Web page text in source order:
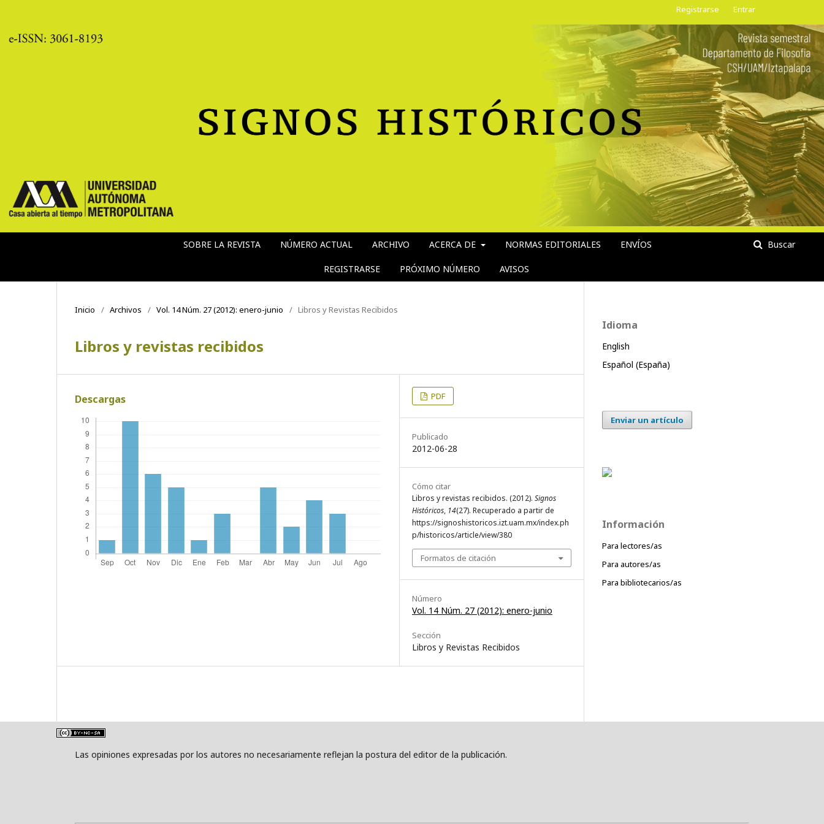
SOBRE LA REVISTA NÚMERO ACTUAL ARCHIVO ACERCA DE NORMAS EDITORIALES ENVÍOS
REGISTRARSE PRÓXIMO NÚMERO AVISOS
Buscar
Registrarse Entrar
Inicio / Archivos / Vol. 14 Núm. 27 (2012): enero-junio / Libros y Revistas Recibidos
Libros y revistas recibidos
Descargas PDF
Publicado
2012-06-28
Cómo citar
Libros y revistas recibidos. (2012). Signos
Históricos, 14(27). Recuperado a partir de
https://signoshistoricos.izt.uam.mx/index.ph
p/historicos/article/view/380
Formatos de citación
Número
Vol. 14 Núm. 27 (2012): enero-junio
Sección
Libros y Revistas Recibidos
Idioma
English
Español (España)
Enviar un artículo
Información
Para lectores/as
Para autores/as
Para bibliotecarios/as
Las opiniones expresadas por los autores no necesariamente reflejan la postura del editor de la publicación.